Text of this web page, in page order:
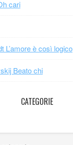
cari
L’amore è così logico
Beato chi
CATEGORIE